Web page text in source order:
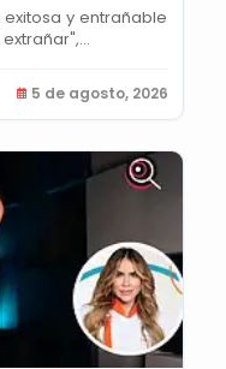
y entrañable
5 de agosto, 2026